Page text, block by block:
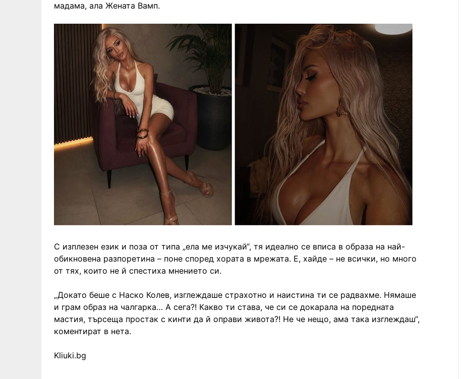
мадама, ала Жената Вамп.
С изплезен език и поза от типа „ела ме изчукай“, тя идеално се вписа в образа на най-
обикновена разпоретина – поне според хората в мрежата. Е, хайде – не всички, но много
от тях, които не й спестиха мнението си.
„Докато беше с Наско Колев, изглеждаше страхотно и наистина ти се радвахме. Нямаше
и грам образ на чалгарка… А сега?! Какво ти става, че си се докарала на поредната
мастия, търсеща простак с кинти да й оправи живота?! Не че нещо, ама така изглеждаш“,
коментират в нета.
Kliuki.bg